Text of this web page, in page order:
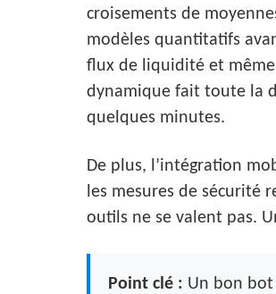
croisements de
modèles quantitatifs
flux de liquidité et
dynamique fait toute la
quelques minutes.
De plus, l’intégration
les mesures de sécurité
outils ne se valent pas.
Point clé : Un bon bot